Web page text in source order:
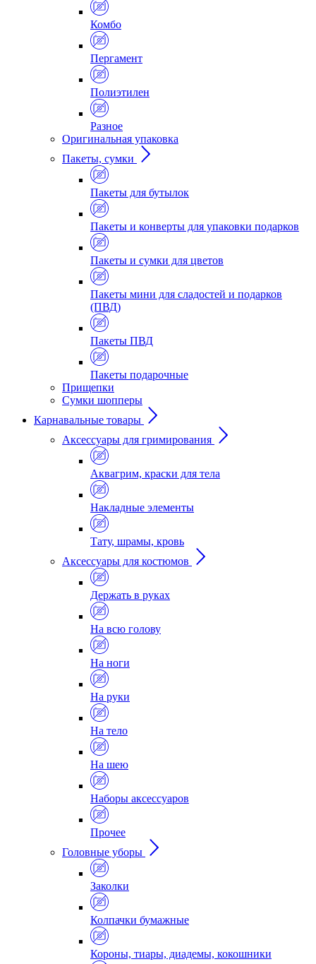
Комбо
Пергамент
Полиэтилен
Разное
Оригинальная упаковка
Пакеты, сумки
Пакеты для бутылок
Пакеты и конверты для упаковки подарков
Пакеты и сумки для цветов
Пакеты мини для сладостей и подарков
(ПВД)
Пакеты ПВД
Пакеты подарочные
Прищепки
Сумки шопперы
Карнавальные товары
Аксессуары для гримирования
Аквагрим, краски для тела
Накладные элементы
Тату, шрамы, кровь
Аксессуары для костюмов
Держать в руках
На всю голову
На ноги
На руки
На тело
На шею
Наборы аксессуаров
Прочее
Головные уборы
Заколки
Колпачки бумажные
Короны, тиары, диадемы, кокошники